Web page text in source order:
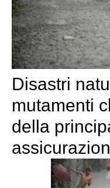
Disastri
mutamenti
della